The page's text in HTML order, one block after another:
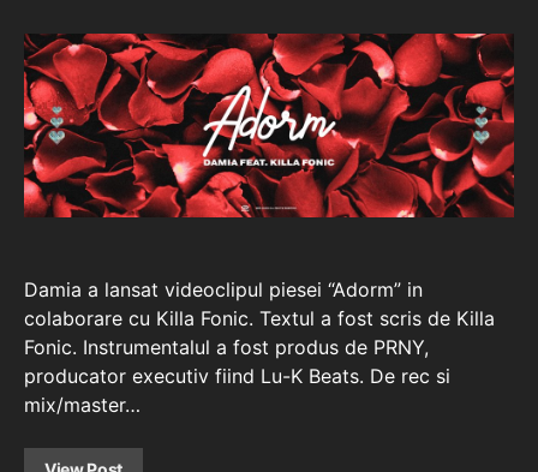
Damia a lansat videoclipul piesei “Adorm” in
colaborare cu Killa Fonic. Textul a fost scris de Killa
Fonic. Instrumentalul a fost produs de PRNY,
producator executiv fiind Lu-K Beats. De rec si
mix/master…